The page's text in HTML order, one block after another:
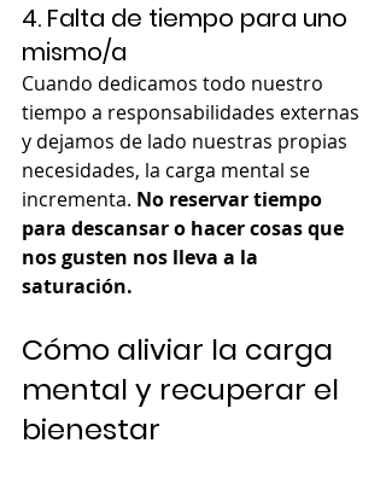
4. Falta de tiempo para uno
mismo/a
Cuando dedicamos todo nuestro
tiempo a responsabilidades externas
y dejamos de lado nuestras propias
necesidades, la carga mental se
incrementa. No reservar tiempo
para descansar o hacer cosas que
nos gusten nos lleva a la
saturación.
Cómo aliviar la carga
mental y recuperar el
bienestar